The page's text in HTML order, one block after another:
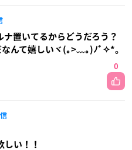
ナ置いてるからどうだろう？
んて嬉しいヾ(｡>﹏｡)ﾉﾞ✧*。
0
い！！